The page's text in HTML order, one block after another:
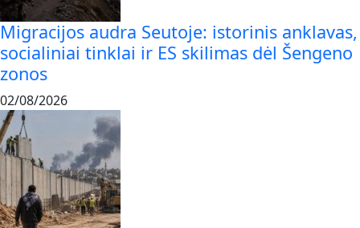
Migracijos audra Seutoje: istorinis anklavas,
socialiniai tinklai ir ES skilimas dėl Šengeno
zonos
02/08/2026